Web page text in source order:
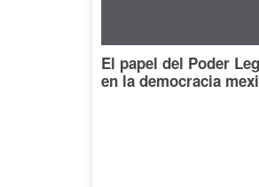
El papel del Poder
en la democracia